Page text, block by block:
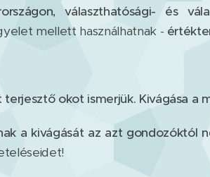
választhatósági- és
mellett használhatnak -
okot ismerjük. Kivágása a
a kivágását az azt gondozóktól